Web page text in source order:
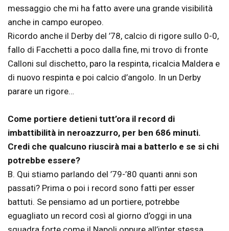
messaggio che mi ha fatto avere una grande visibilità
anche in campo europeo.
Ricordo anche il Derby del ’78, calcio di rigore sullo 0-0,
fallo di Facchetti a poco dalla fine, mi trovo di fronte
Calloni sul dischetto, paro la respinta, ricalcia Maldera e
di nuovo respinta e poi calcio d’angolo. In un Derby
parare un rigore…
Come portiere detieni tutt’ora il record di
imbattibilità in neroazzurro, per ben 686 minuti.
Credi che qualcuno riuscirà mai a batterlo e se si chi
potrebbe essere?
B. Qui stiamo parlando del ’79-’80 quanti anni son
passati? Prima o poi i record sono fatti per esser
battuti. Se pensiamo ad un portiere, potrebbe
eguagliato un record così al giorno d’oggi in una